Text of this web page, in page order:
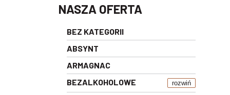
NASZA OFERTA
BEZ KATEGORII
ABSYNT
ARMAGNAC
BEZALKOHOLOWE
rozwiń